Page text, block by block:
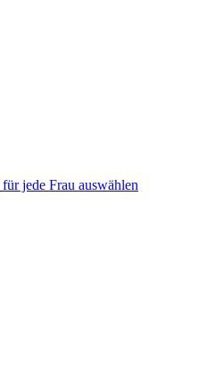
jede Frau auswählen